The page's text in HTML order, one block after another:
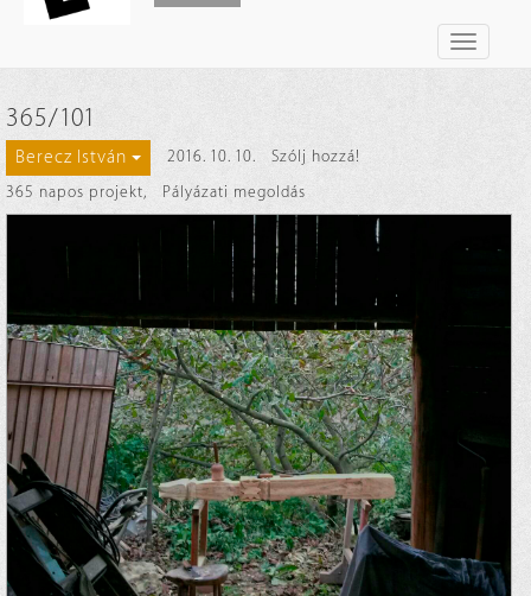
Toggle
365/101
Berecz István 2016. 10. 10.
Szólj hozzá!
365 napos projekt, Pályázati megoldás